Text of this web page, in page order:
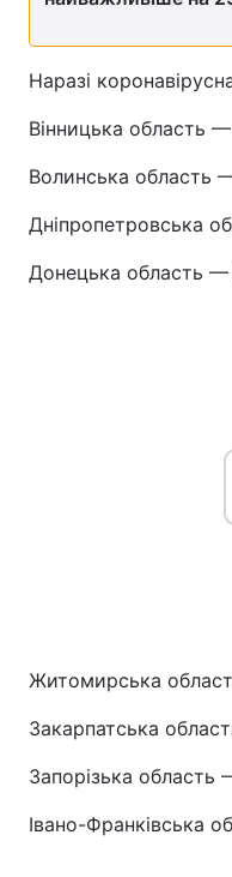
Наразі
Вінницька область
Волинська область
Дніпропетровська
Донецька область
Житомирська
Закарпатська
Запорізька область
Івано-Франківська